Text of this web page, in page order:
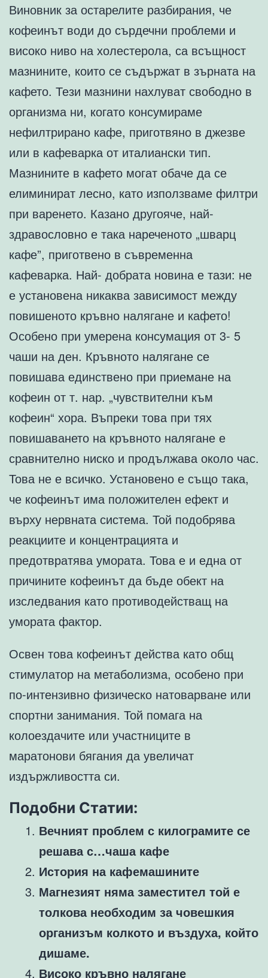
Виновник за остарелите разбирания, че
кофеинът води до сърдечни проблеми и
високо ниво на холестерола, са всъщност
мазнините, които се съдържат в зърната на
кафето. Тези мазнини нахлуват свободно в
организма ни, когато консумираме
нефилтрирано кафе, приготвяно в джезве
или в кафеварка от италиански тип.
Мазнините в кафето могат обаче да се
елиминират лесно, като използваме филтри
при варенето. Казано другояче, най-
здравословно е така нареченото „шварц
кафе”, приготвено в съвременна
кафеварка. Най- добрата новина е тази: не
е установена никаква зависимост между
повишеното кръвно налягане и кафето!
Особено при умерена консумация от 3- 5
чаши на ден. Кръвното налягане се
повишава единствено при приемане на
кофеин от т. нар. „чувствителни към
кофеин“ хора. Въпреки това при тях
повишаването на кръвното налягане е
сравнително ниско и продължава около час.
Това не е всичко. Установено е също така,
че кофеинът има положителен ефект и
върху нервната система. Той подобрява
реакциите и концентрацията и
предотвратява умората. Това е и една от
причините кофеинът да бъде обект на
изследвания като противодействащ на
умората фактор.
Освен това кофеинът действа като общ
стимулатор на метаболизма, особено при
по-интензивно физическо натоварване или
спортни занимания. Той помага на
колоездачите или участниците в
маратонови бягания да увеличат
издържливостта си.
Подобни Статии:
Вечният проблем с килограмите се
решава с…чаша кафе
История на кафемашините
Магнезият няма заместител той е
толкова необходим за човешкия
организъм колкото и въздуха, който
дишаме.
Високо кръвно налягане